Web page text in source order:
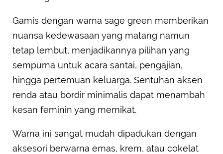
Gamis dengan warna sage green memberikan
nuansa kedewasaan yang matang namun
tetap lembut, menjadikannya pilihan yang
sempurna untuk acara santai, pengajian,
hingga pertemuan keluarga. Sentuhan aksen
renda atau bordir minimalis dapat menambah
kesan feminin yang memikat.
Warna ini sangat mudah dipadukan dengan
aksesori berwarna emas, krem, atau cokelat